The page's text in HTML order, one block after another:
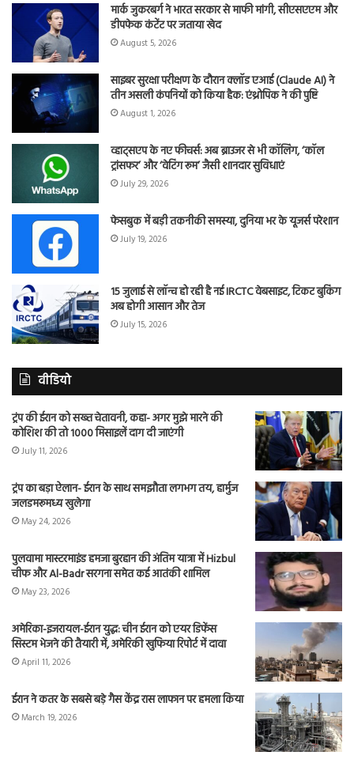
मार्क जुकरबर्ग ने भारत सरकार से माफी मांगी, सीएसएएम और
डीपफेक कंटेंट पर जताया खेद
August 5, 2026
साइबर सुरक्षा परीक्षण के दौरान क्लॉड एआई (Claude AI) ने
तीन असली कंपनियों को किया हैक: एंथ्रोपिक ने की पुष्टि
August 1, 2026
व्हाट्सएप के नए फीचर्स: अब ब्राउजर से भी कॉलिंग, ‘कॉल
ट्रांसफर’ और ‘वेटिंग रूम’ जैसी शानदार सुविधाएं
July 29, 2026
फेसबुक में बड़ी तकनीकी समस्या, दुनिया भर के यूजर्स परेशान
July 19, 2026
15 जुलाई से लॉन्च हो रही है नई IRCTC वेबसाइट, टिकट बुकिंग
अब होगी आसान और तेज
July 15, 2026
वीडियो
ट्रंप की ईरान को सख्त चेतावनी, कहा- अगर मुझे मारने की
कोशिश की तो 1000 मिसाइलें दाग दी जाएंगी
July 11, 2026
ट्रंप का बड़ा ऐलान- ईरान के साथ समझौता लगभग तय, हार्मुज
जलडमरूमध्य खुलेगा
May 24, 2026
पुलवामा मास्टरमाइंड हमजा बुरहान की अंतिम यात्रा में Hizbul
चीफ और Al-Badr सरगना समेत कई आतंकी शामिल
May 23, 2026
अमेरिका-इजरायल-ईरान युद्ध: चीन ईरान को एयर डिफेंस
सिस्टम भेजने की तैयारी में, अमेरिकी खुफिया रिपोर्ट में दावा
April 11, 2026
ईरान ने कतर के सबसे बड़े गैस केंद्र रास लाफान पर हमला किया
March 19, 2026